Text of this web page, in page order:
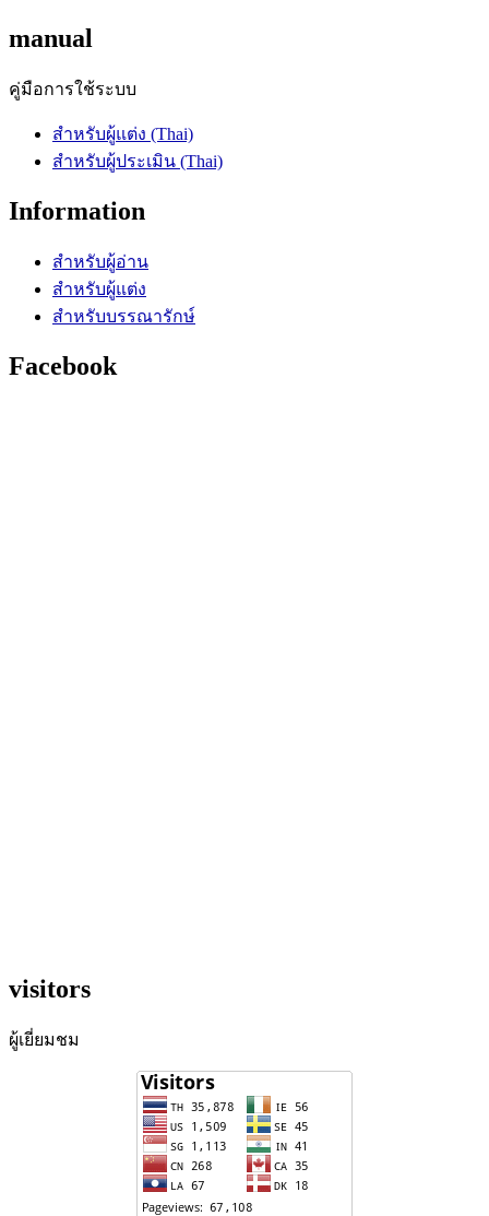
manual
คู่มือการใช้ระบบ
สำหรับผู้แต่ง (Thai)
สำหรับผู้ประเมิน (Thai)
Information
สำหรับผู้อ่าน
สำหรับผู้แต่ง
สำหรับบรรณารักษ์
Facebook
visitors
ผู้เยี่ยมชม